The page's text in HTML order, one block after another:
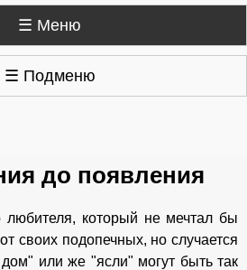
☰ Меню
☰ Подменю
до появления
любителя, который не мечтал бы
своих подопечных, но случается
или же "ясли" могут быть так